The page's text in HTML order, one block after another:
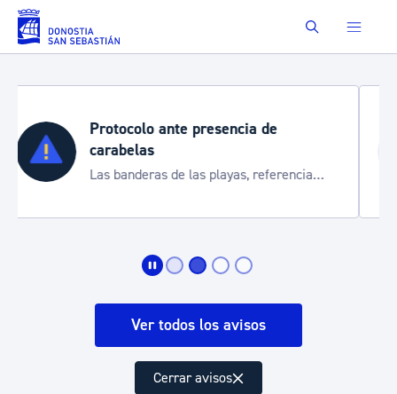
Saltar al contenido principal Buscar
Semana Grande 2026
Cortes de tráfico y servicios especiales
de transporte
Ver todos los avisos
Cerrar avisos